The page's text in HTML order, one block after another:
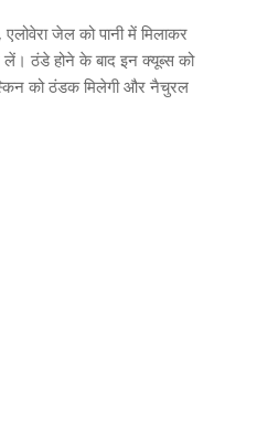
एलोवेरा जेल को पानी में मिलाकर
ठंडे होने के बाद इन क्यूब्स को
को ठंडक मिलेगी और नैचुरल